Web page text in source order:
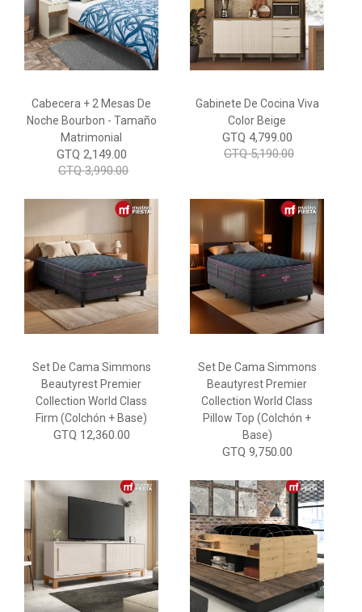
Cabecera + 2 Mesas De
Noche Bourbon - Tamaño
Matrimonial
GTQ 2,149.00
GTQ 3,990.00
Gabinete De Cocina Viva
Color Beige
GTQ 4,799.00
GTQ 5,190.00
Set De Cama Simmons
Beautyrest Premier
Collection World Class
Firm (Colchón + Base)
GTQ 12,360.00
Set De Cama Simmons
Beautyrest Premier
Collection World Class
Pillow Top (Colchón +
Base)
GTQ 9,750.00